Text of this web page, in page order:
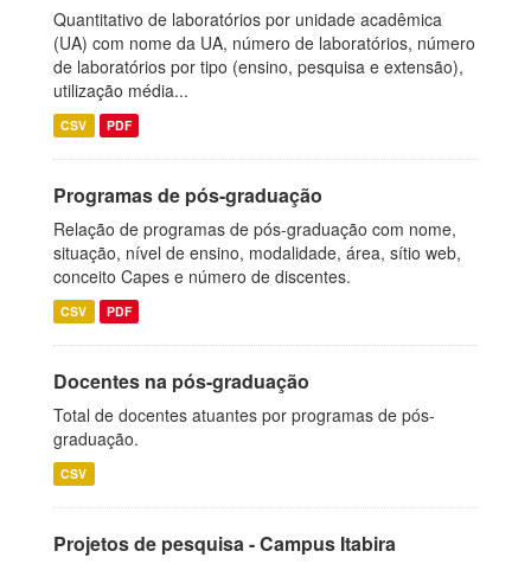
Quantitativo de laboratórios por unidade acadêmica
(UA) com nome da UA, número de laboratórios, número
de laboratórios por tipo (ensino, pesquisa e extensão),
utilização média...
CSV PDF
Programas de pós-graduação
Relação de programas de pós-graduação com nome,
situação, nível de ensino, modalidade, área, sítio web,
conceito Capes e número de discentes.
CSV PDF
Docentes na pós-graduação
Total de docentes atuantes por programas de pós-
graduação.
CSV
Projetos de pesquisa - Campus Itabira